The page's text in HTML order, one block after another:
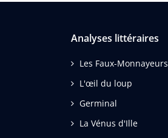
Analyses littéraires
Les Faux-Monnayeurs
L'œil du loup
Germinal
La Vénus d'Ille